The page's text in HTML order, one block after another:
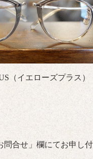
（イエローズプラス）
問合せ 」欄にてお申し